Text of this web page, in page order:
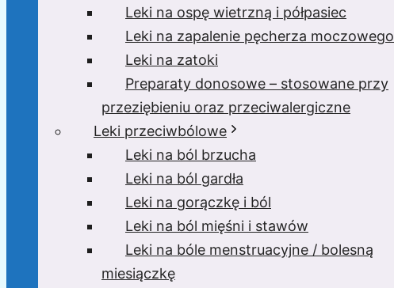
Leki na ospę wietrzną i półpasiec
Leki na zapalenie pęcherza moczowego
Leki na zatoki
Preparaty donosowe – stosowane przy
przeziębieniu oraz przeciwalergiczne
Leki przeciwbólowe
Leki na ból brzucha
Leki na ból gardła
Leki na gorączkę i ból
Leki na ból mięśni i stawów
Leki na bóle menstruacyjne / bolesną
miesiączkę